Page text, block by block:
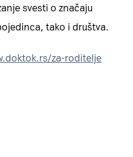
svesti o značaju
tako i društva.
za-roditelje